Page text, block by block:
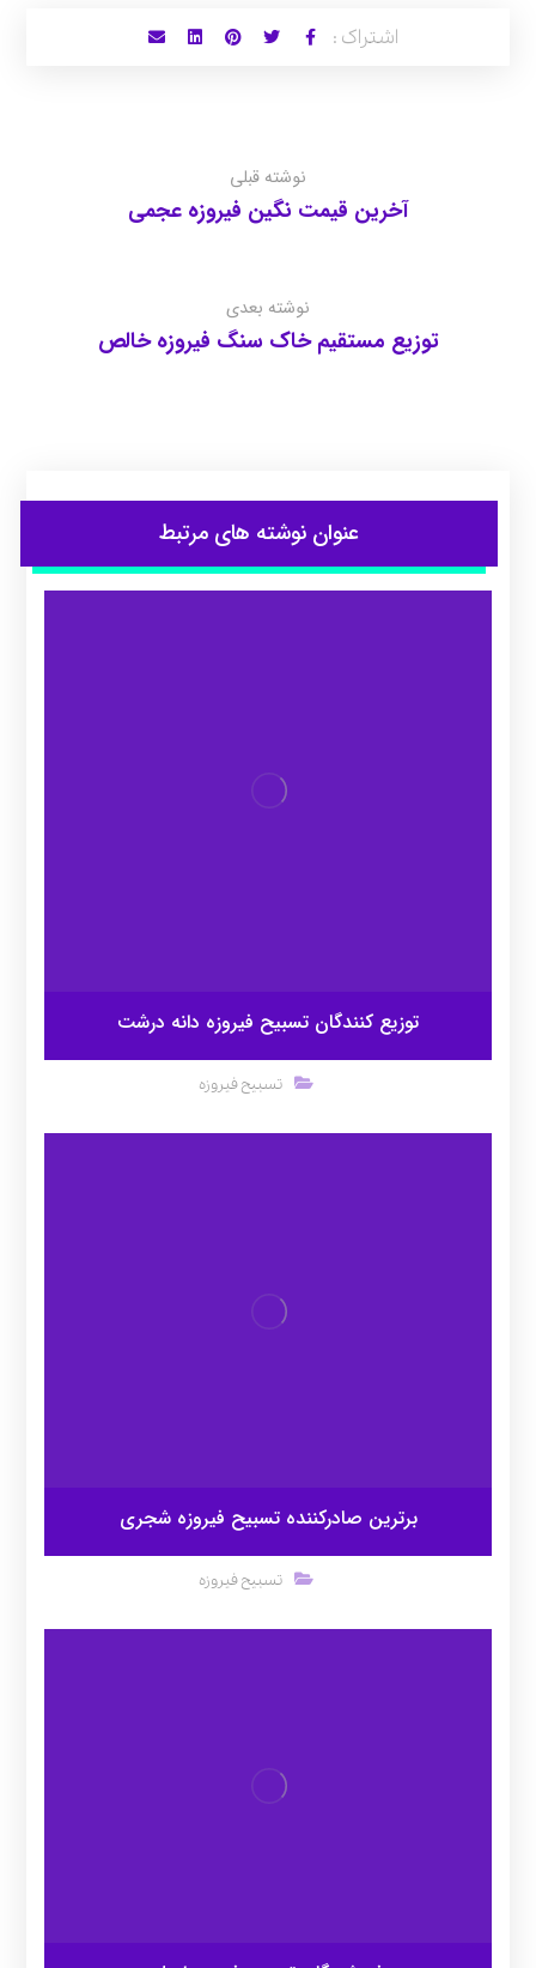
نوشته قبلی
آخرین قیمت نگین فیروزه عجمی
نوشته بعدی
توزیع مستقیم خاک سنگ فیروزه خالص
عنوان ‫نوشته های مرتبط
توزیع کنندگان تسبیح فیروزه دانه درشت
تسبیح فیروزه
برترین صادرکننده تسبیح فیروزه شجری
تسبیح فیروزه